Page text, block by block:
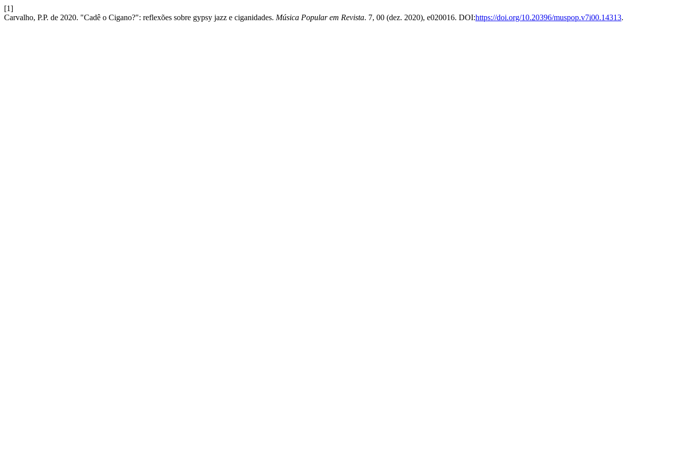
[1]
Carvalho, P.P. de 2020. "Cadê o Cigano?": reflexões sobre gypsy jazz e ciganidades. Música Popular em Revista. 7, 00 (dez. 2020), e020016. DOI:https://doi.org/10.20396/muspop.v7i00.14313.